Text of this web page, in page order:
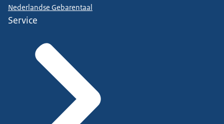
Nederlandse Gebarentaal
Service